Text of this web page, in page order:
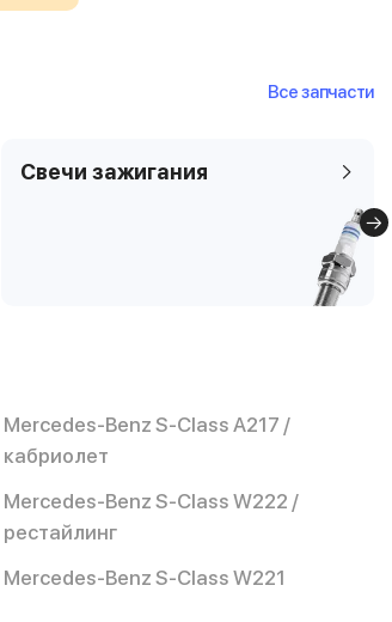
Все запчасти
Свечи зажигания
Mercedes-Benz S-Class A217 /
кабриолет
Mercedes-Benz S-Class W222 /
рестайлинг
Mercedes-Benz S-Class W221